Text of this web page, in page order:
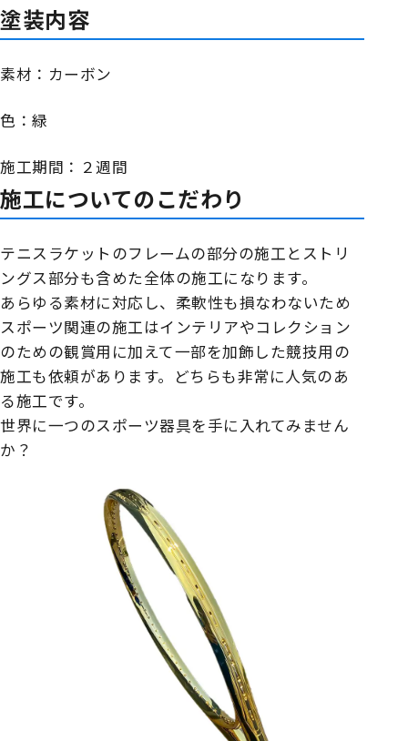
塗装内容
素材：カーボン
色：緑
施工期間：２週間
施工についてのこだわり
テニスラケットのフレームの部分の施工とストリ
ングス部分も含めた全体の施工になります。
あらゆる素材に対応し、柔軟性も損なわないため
スポーツ関連の施工はインテリアやコレクション
のための観賞用に加えて一部を加飾した競技用の
施工も依頼があります。どちらも非常に人気のあ
る施工です。
世界に一つのスポーツ器具を手に入れてみません
か？